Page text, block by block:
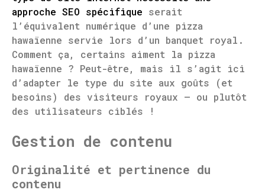
approche SEO spécifique serait
l’équivalent numérique d’une pizza
hawaïenne servie lors d’un banquet royal.
Comment ça, certains aiment la pizza
hawaïenne ? Peut-être, mais il s’agit ici
d’adapter le type du site aux goûts (et
besoins) des visiteurs royaux – ou plutôt
des utilisateurs ciblés !
Gestion de contenu
Originalité et pertinence du
contenu